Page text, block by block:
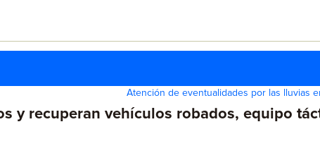
Atención de eventualidades por las lluvias
y recuperan vehículos robados, equipo